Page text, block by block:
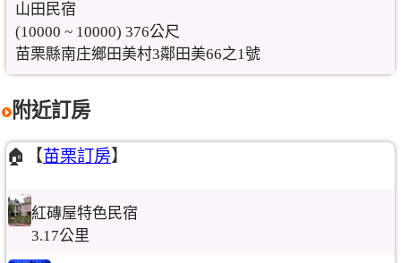
山田民宿
(10000 ~ 10000) 376公尺
苗栗縣南庄鄉田美村3鄰田美66之1號
附近訂房
🏠【苗栗訂房】
紅磚屋特色民宿
3.17公里